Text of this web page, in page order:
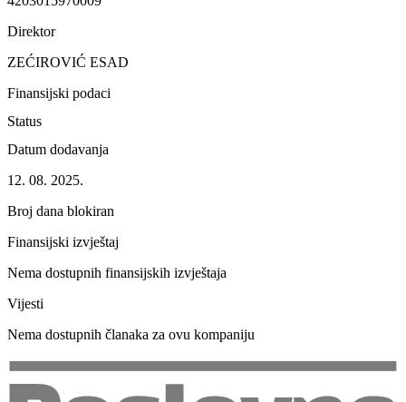
Direktor
ZEĆIROVIĆ ESAD
Finansijski podaci
Status
Datum dodavanja
12. 08. 2025.
Broj dana blokiran
Finansijski izvještaj
Nema dostupnih finansijskih izvještaja
Vijesti
Nema dostupnih članaka za ovu kompaniju